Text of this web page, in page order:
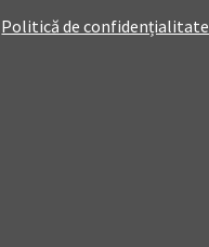
Politică de confidențialitate